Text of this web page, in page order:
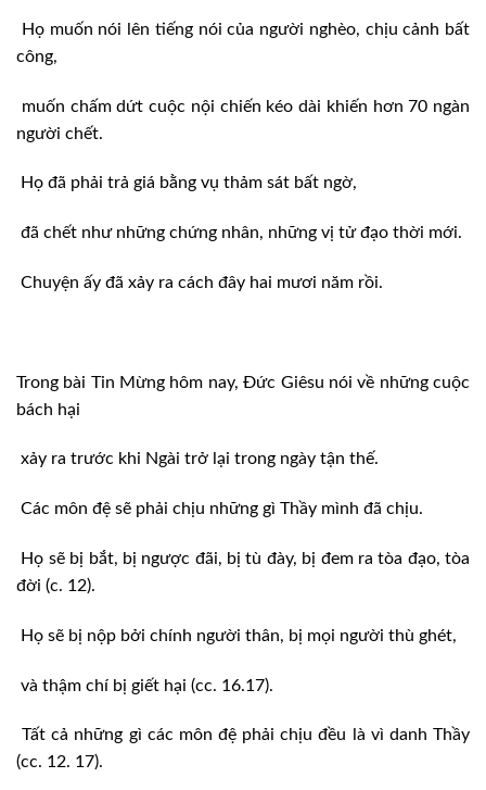
Họ muốn nói lên tiếng nói của người nghèo, chịu cảnh bất
công,
muốn chấm dứt cuộc nội chiến kéo dài khiến hơn 70 ngàn
người chết.
Họ đã phải trả giá bằng vụ thảm sát bất ngờ,
đã chết như những chứng nhân, những vị tử đạo thời mới.
Chuyện ấy đã xảy ra cách đây hai mươi năm rồi.
Trong bài Tin Mừng hôm nay, Đức Giêsu nói về những cuộc
bách hại
xảy ra trước khi Ngài trở lại trong ngày tận thế.
Các môn đệ sẽ phải chịu những gì Thầy mình đã chịu.
Họ sẽ bị bắt, bị ngược đãi, bị tù đày, bị đem ra tòa đạo, tòa
đời (c. 12).
Họ sẽ bị nộp bởi chính người thân, bị mọi người thù ghét,
và thậm chí bị giết hại (cc. 16.17).
Tất cả những gì các môn đệ phải chịu đều là vì danh Thầy
(cc. 12. 17).